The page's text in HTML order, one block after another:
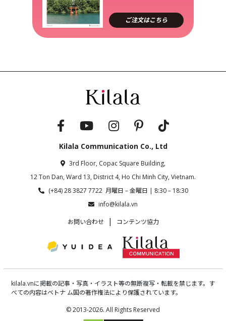
ご注文はこちら
Kilala Communication Co., Ltd
3rd Floor, Copac Square Building,
12 Ton Dan, Ward 13, District 4, Ho Chi Minh City, Vietnam.
(+84) 28 3827 7722 月曜日 – 金曜日 | 8:30 – 18:30
info@kilala.vn
お問い合わせ | コンテンツ協力
kilala.vnに掲載の記事・写真・イラスト等の無断複写・転載を禁じます。す
べての内容はベトナ ム国の著作権法により保護されています。
© 2013-2026. All Rights Reserved